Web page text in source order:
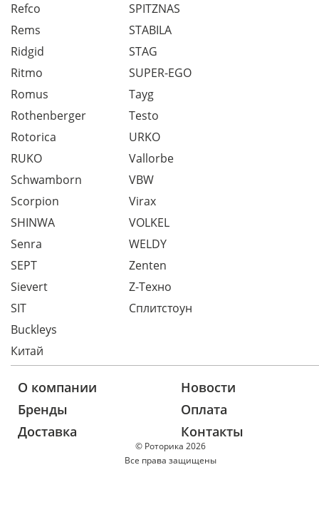
Refco
Rems
Ridgid
Ritmo
Romus
Rothenberger
Rotorica
RUKO
Schwamborn
Scorpion
SHINWA
Senra
SEPT
Sievert
SIT
SPITZNAS
STABILA
STAG
SUPER-EGO
Tayg
Testo
URKO
Vallorbe
VBW
Virax
VOLKEL
WELDY
Zenten
Z-Техно
Сплитстоун
Buckleys
Китай
© Роторика 2026
Все права защищены
О компании
Новости
Бренды
Оплата
Доставка
Контакты